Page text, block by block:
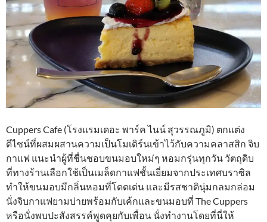
Cuppers Cafe (โรงแรมเดอะ พาร์ค ไนน์ สุวรรณภูมิ) ตกแต่ง
ดีไซน์ที่ผสมผสานความเป็นโมเดิร์นเข้าไว้กับความคลาสสิก จิบ
กาแฟ แนะนำผู้ที่ชื่นชอบขนมอบใหม่ๆ หอมกรุ่นทุกวัน วัตถุดิบ
ที่ทางร้านเลือกใช้เป็นเมล็ดกาแฟชั้นเยี่ยมจากประเทศบราซิล
ทำให้ขนมอบมีกลิ่นหอมที่โดดเด่น และมีรสชาตินุ่มกลมกล่อม
นั่งจิบกาแฟยามบ่ายพร้อมกับเค้กและขนมอบที่ The Cuppers
หรือนั่งพบปะสังสรรค์พูดคุยกับเพื่อน นั่งทำงานโดยที่นี่ให้